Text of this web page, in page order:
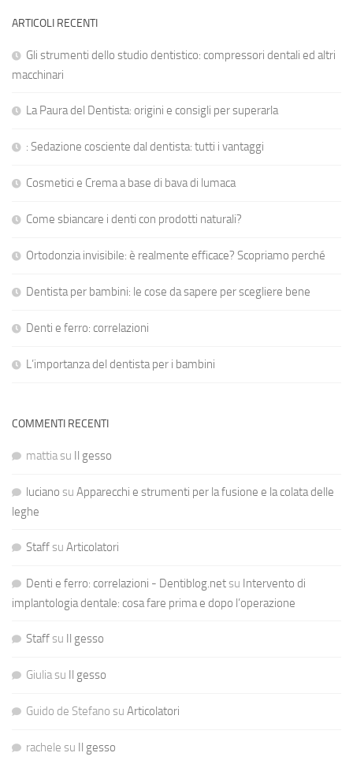
ARTICOLI RECENTI
Gli strumenti dello studio dentistico: compressori dentali ed altri
macchinari
La Paura del Dentista: origini e consigli per superarla
: Sedazione cosciente dal dentista: tutti i vantaggi
Cosmetici e Crema a base di bava di lumaca
Come sbiancare i denti con prodotti naturali?
Ortodonzia invisibile: è realmente efficace? Scopriamo perché
Dentista per bambini: le cose da sapere per scegliere bene
Denti e ferro: correlazioni
L’importanza del dentista per i bambini
COMMENTI RECENTI
mattiasu Il gesso
luciano su Apparecchi e strumenti per la fusione e la colata delle
leghe
Staffsu Articolatori
Denti e ferro: correlazioni - Dentiblog.netsu Intervento di
implantologia dentale: cosa fare prima e dopo l’operazione
Staffsu Il gesso
Giuliasu Il gesso
Guido de Stefano su Articolatori
rachele su Il gesso